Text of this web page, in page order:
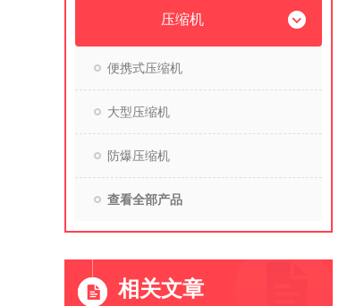
压缩机
便携式压缩机
大型压缩机
防爆压缩机
查看全部产品
相关文章